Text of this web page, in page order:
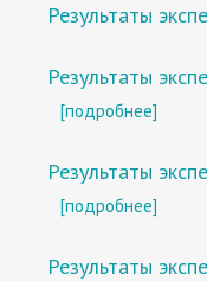
Результаты
Результаты
[подробнее]
Результаты
[подробнее]
Результаты